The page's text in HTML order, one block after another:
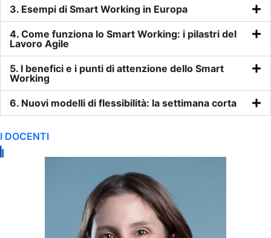
3. Esempi di Smart Working in Europa
4. Come funziona lo Smart Working: i pilastri del
Lavoro Agile
5. I benefici e i punti di attenzione dello Smart
Working
6. Nuovi modelli di flessibilità: la settimana corta
I DOCENTI